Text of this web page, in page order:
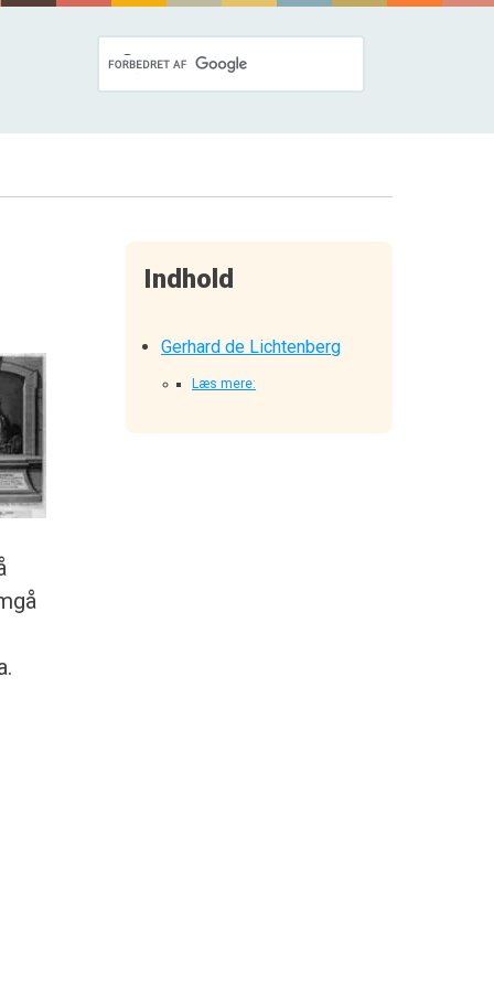
Indhold
Gerhard de Lichtenberg
Læs mere: